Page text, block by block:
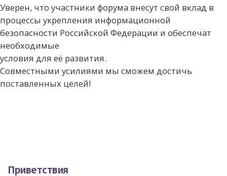
Уверен, что участники форума внесут свой вклад в
процессы укрепления информационной
безопасности Российской Федерации и обеспечат
необходимые
условия для её развития.
Совместными усилиями мы сможем достичь
поставленных целей!
Приветствия